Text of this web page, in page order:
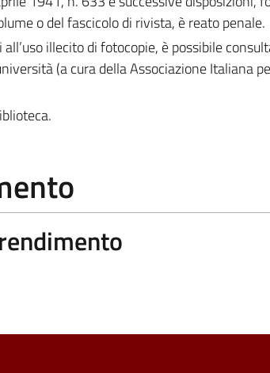
o del fascicolo di rivista, è reato penale.
illecito di fotocopie, è possibile
(a cura della Associazione Italiana